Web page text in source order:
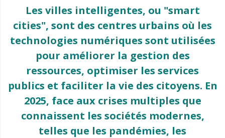
Les villes intelligentes, ou "smart
cities", sont des centres urbains où les
technologies numériques sont utilisées
pour améliorer la gestion des
ressources, optimiser les services
publics et faciliter la vie des citoyens. En
2025, face aux crises multiples que
connaissent les sociétés modernes,
telles que les pandémies, les